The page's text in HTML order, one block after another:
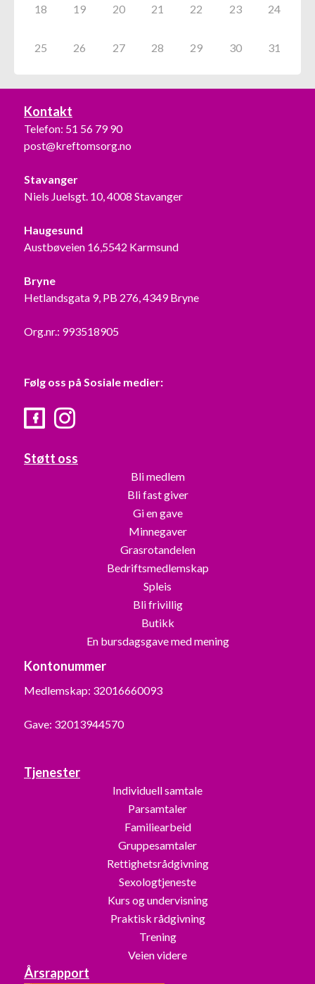
18 19 20 21 22 23 24
25 26 27 28 29 30 31
Kontakt
Telefon: 51 56 79 90
post@kreftomsorg.no
Stavanger
Niels Juelsgt. 10, 4008 Stavanger
Haugesund
Austbøveien 16,5542 Karmsund
Bryne
Hetlandsgata 9, PB 276, 4349 Bryne
Org.nr.: 993518905
Følg oss på Sosiale medier:
FacebookInstagram
Støtt oss
Bli medlem
Bli fast giver
Gi en gave
Minnegaver
Grasrotandelen
Bedriftsmedlemskap
Spleis
Bli frivillig
Butikk
En bursdagsgave med mening
Kontonummer
Medlemskap: 32016660093
Gave: 32013944570
Tjenester
Individuell samtale
Parsamtaler
Familiearbeid
Gruppesamtaler
Rettighetsrådgivning
Sexologtjeneste
Kurs og undervisning
Praktisk rådgivning
Trening
Veien videre
Årsrapport